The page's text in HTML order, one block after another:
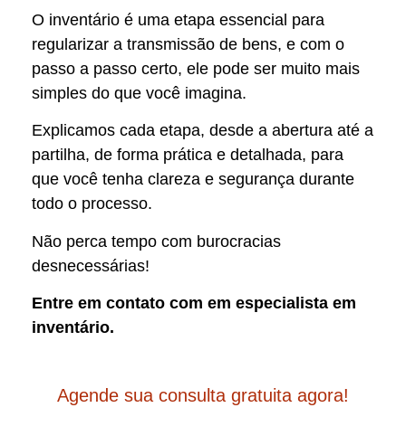
O inventário é uma etapa essencial para
regularizar a transmissão de bens, e com o
passo a passo certo, ele pode ser muito mais
simples do que você imagina.
Explicamos cada etapa, desde a abertura até a
partilha, de forma prática e detalhada, para
que você tenha clareza e segurança durante
todo o processo.
Não perca tempo com burocracias
desnecessárias!
Entre em contato com em especialista em
inventário.
Agende sua consulta gratuita agora!